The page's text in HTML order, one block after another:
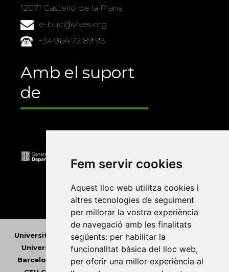
Fem servir cookies
Aquest lloc web utilitza cookies i
altres tecnologies de seguiment
per millorar la vostra experiència
de navegació amb les finalitats
següents: per habilitar la
funcionalitat bàsica del lloc web,
per oferir una millor experiència al
12071 Castelló de la Plana
e-buc@vives.org
+34 964 72 89 93
Amb el suport
de
Universitat Abat Oliba CEU•Universitat d'Alacant
Universitat d'Andorra•Universitat Autònoma de
Barcelona
Universitat de Barcelona•Universitat